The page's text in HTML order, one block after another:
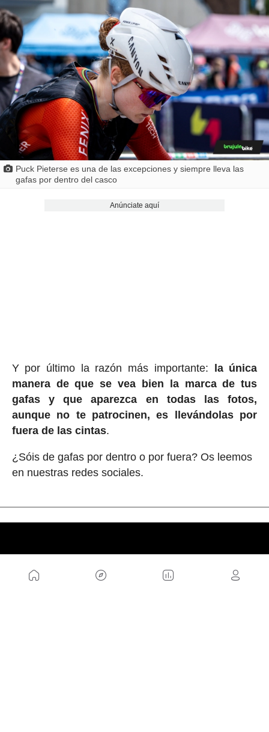
Puck Pieterse es una de las excepciones y siempre lleva las
gafas por dentro del casco
Anúnciate aquí
Y por último la razón más importante: la única
manera de que se vea bien la marca de tus
gafas y que aparezca en todas las fotos,
aunque no te patrocinen, es llevándolas por
fuera de las cintas.
¿Sóis de gafas por dentro o por fuera? Os leemos
en nuestras redes sociales.